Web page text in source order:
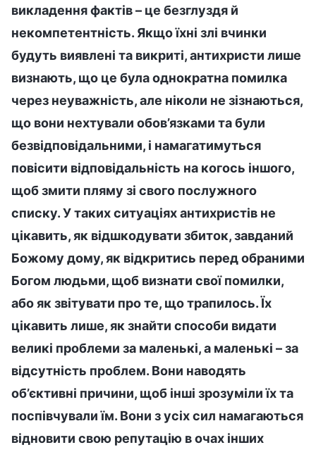
викладення фактів – це безглуздя й
некомпетентність. Якщо їхні злі вчинки
будуть виявлені та викриті, антихристи лише
визнають, що це була однократна помилка
через неуважність, але ніколи не зізнаються,
що вони нехтували обов’язками та були
безвідповідальними, і намагатимуться
повісити відповідальність на когось іншого,
щоб змити пляму зі свого послужного
списку. У таких ситуаціях антихристів не
цікавить, як відшкодувати збиток, завданий
Божому дому, як відкритись перед обраними
Богом людьми, щоб визнати свої помилки,
або як звітувати про те, що трапилось. Їх
цікавить лише, як знайти способи видати
великі проблеми за маленькі, а маленькі – за
відсутність проблем. Вони наводять
об’єктивні причини, щоб інші зрозуміли їх та
поспівчували їм. Вони з усіх сил намагаються
відновити свою репутацію в очах інших